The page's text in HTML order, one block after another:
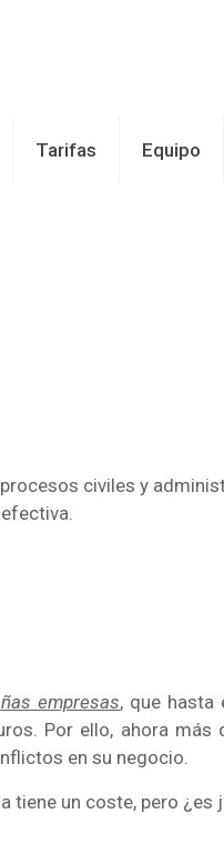
Tarifas Equipo
procesos civiles y
empresas, que hasta
Por ello, ahora más
en su negocio.
tiene un coste, pero